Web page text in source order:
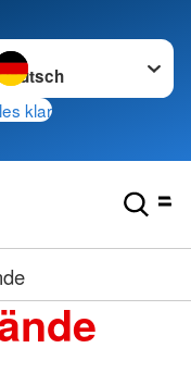
wechseln zu
klar